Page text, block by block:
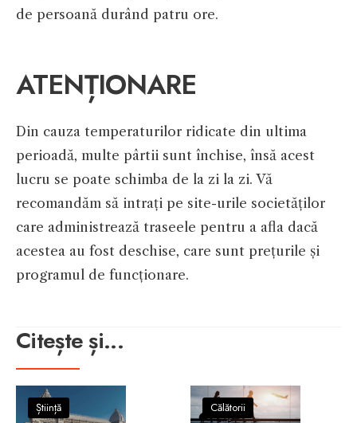
de persoană durând patru ore.
ATENȚIONARE
Din cauza temperaturilor ridicate din ultima
perioadă, multe pârtii sunt închise, însă acest
lucru se poate schimba de la zi la zi. Vă
recomandăm să intrați pe site-urile societăților
care administrează traseele pentru a afla dacă
acestea au fost deschise, care sunt prețurile și
programul de funcționare.
Citește și...
Știință Călătorii